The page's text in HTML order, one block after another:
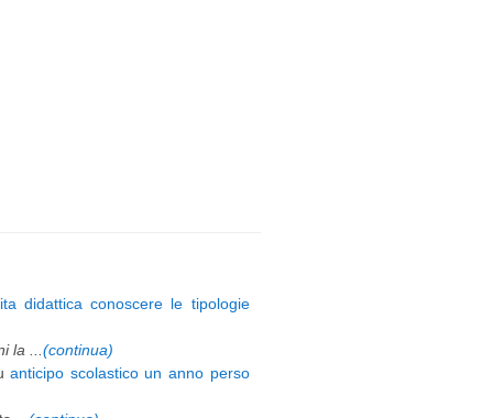
didattica conoscere le tipologie
la ... (continua)
anticipo scolastico un anno perso